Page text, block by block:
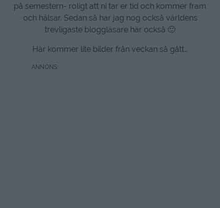
på semestern- roligt att ni tar er tid och kommer fram
och hälsar. Sedan så har jag nog också världens
trevligaste bloggläsare här också 🙂
Här kommer lite bilder från veckan så gått…